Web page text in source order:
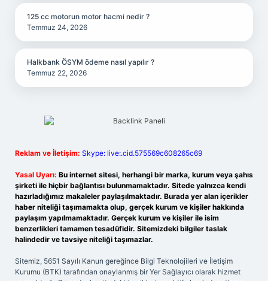
125 cc motorun motor hacmi nedir ?
Temmuz 24, 2026
Halkbank ÖSYM ödeme nasıl yapılır ?
Temmuz 22, 2026
Reklam ve İletişim: Skype: live:.cid.575569c608265c69
Yasal Uyarı: Bu internet sitesi, herhangi bir marka, kurum veya şahıs
şirketi ile hiçbir bağlantısı bulunmamaktadır. Sitede yalnızca kendi
hazırladığımız makaleler paylaşılmaktadır. Burada yer alan içerikler
haber niteliği taşımamakta olup, gerçek kurum ve kişiler hakkında
paylaşım yapılmamaktadır. Gerçek kurum ve kişiler ile isim
benzerlikleri tamamen tesadüfidir. Sitemizdeki bilgiler taslak
halindedir ve tavsiye niteliği taşımazlar.
Sitemiz, 5651 Sayılı Kanun gereğince Bilgi Teknolojileri ve İletişim
Kurumu (BTK) tarafından onaylanmış bir Yer Sağlayıcı olarak hizmet